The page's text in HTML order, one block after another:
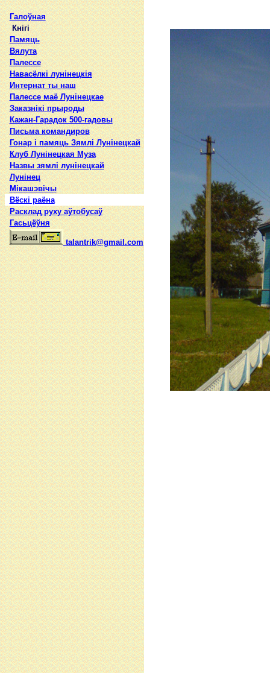
Галоўная
Кнігі
Памяць
Вялута
Палессе
Навасёлкі лунінецкія
Интернат ты наш
Палессе маё Лунінецкае
Заказнікі прыроды
Кажан-Гарадок 500-гадовы
Письма командиров
Гонар і памяць Зямлі Лунінецкай
Клуб Лунінецкая Муза
Назвы зямлi лунiнецкай
Лунінец
Мікашэвічы
Вёскі раёна
Расклад руху аўтобусаў
Гасьцёўня
talantrik@gmail.com